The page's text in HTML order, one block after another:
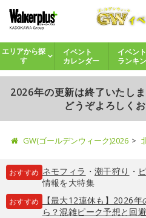
エリアから探
す
イベント
カレンダー
イベント
ランキ
2026年の更新は終了いたし
どうぞよろしく
GW(ゴールデンウィーク)2026
おすすめ ネモフィラ ・ 潮干狩り ・
情報を大特集
おすすめ
【最大12連休も】2026
ら？混雑ピーク予想と回